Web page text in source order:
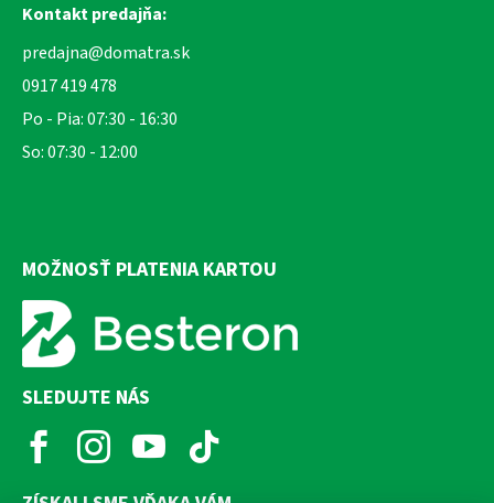
Kontakt predajňa:
predajna@domatra.sk
0917 419 478
Po - Pia: 07:30 - 16:30
So: 07:30 - 12:00
MOŽNOSŤ PLATENIA KARTOU
SLEDUJTE NÁS